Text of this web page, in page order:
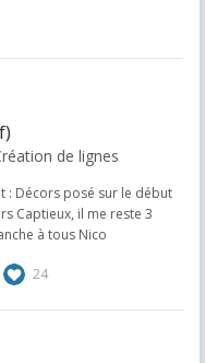
de lignes
: Décors posé sur le début
Captieux, il me reste 3
à tous Nico
24